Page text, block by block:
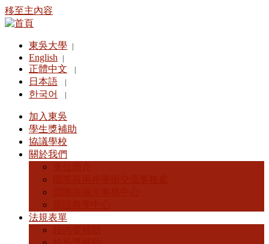
移至主內容
東吳大學
English
正體中文
日本語
한국어
加入東吳
學生獎補助
協議學校
關於我們
法規表單